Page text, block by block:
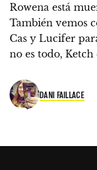
Rowena está
También vemos
Cas y Lucifer
no es todo,
DANI FAILLACE